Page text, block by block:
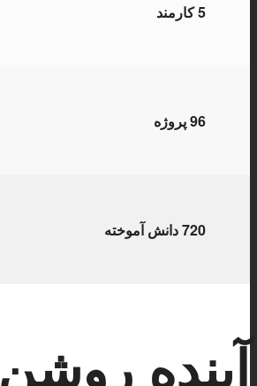
5کارمند
96پروژه
720دانش آموخته
آینده روشن